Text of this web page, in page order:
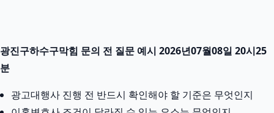
광진구하수구막힘 문의 전 질문 예시 2026년07월08일 20시25
분
광고대행사 진행 전 반드시 확인해야 할 기준은 무엇인지